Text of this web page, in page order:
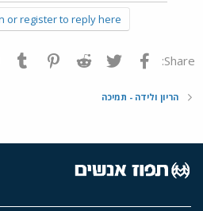
or register to reply here.
Share: פייסבוק Twitter
Reddit
הריון ולידה - תמיכה